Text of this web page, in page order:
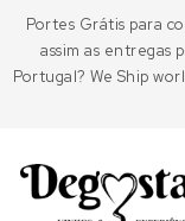
Portes Grátis para
assim as entregas
Portugal? We Ship